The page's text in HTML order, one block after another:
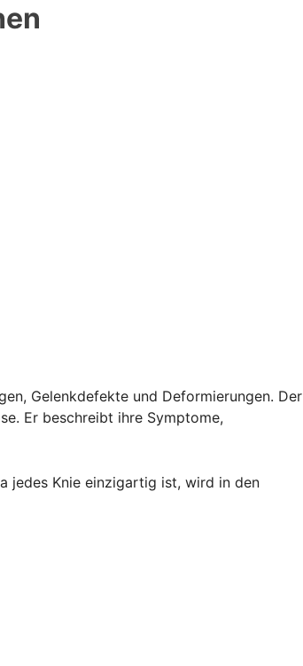
Gelenkdefekte und Deformierungen. Der
Er beschreibt ihre Symptome,
jedes Knie einzigartig ist, wird in den